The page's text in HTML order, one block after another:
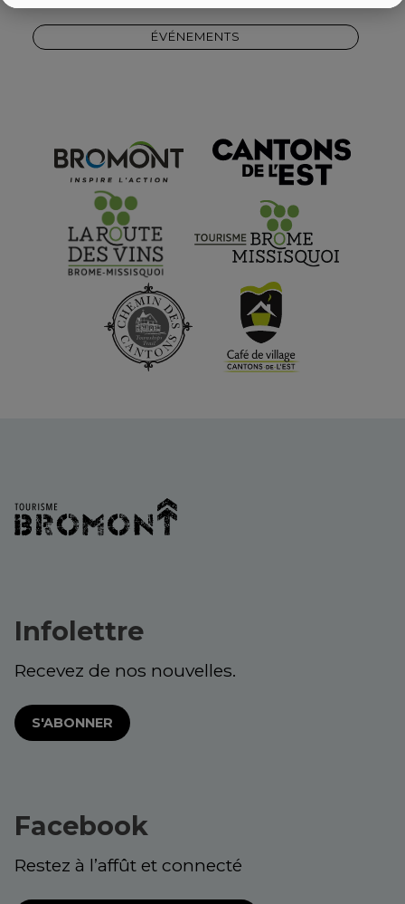
ÉVÉNEMENTS
Infolettre
Recevez de nos nouvelles.
S'ABONNER
Facebook
Restez à l’affût et connecté